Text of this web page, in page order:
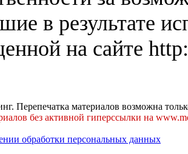
в результате
на сайте
Перепечатка материалов возможна
без активной гиперссылки на
обработки персональных данных